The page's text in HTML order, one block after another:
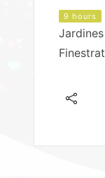
9 hours
Finestrat